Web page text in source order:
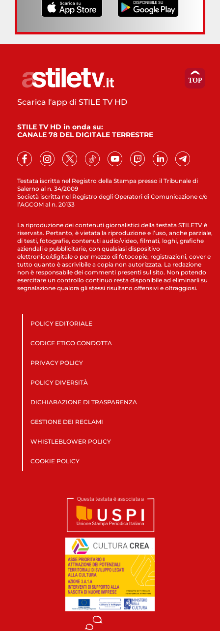
Testata iscritta nel Registro della Stampa presso il Tribunale di
Salerno al n. 34/2009
Società iscritta nel Registro degli Operatori di Comunicazione c/o
l’AGCOM al n. 20133
Scarica l'app di STILE TV HD
STILE TV HD in onda su:
CANALE 78 DEL DIGITALE TERRESTRE
La riproduzione dei contenuti giornalistici della testata STILETV è
riservata. Pertanto, è vietata la riproduzione e l’uso, anche parziale,
di testi, fotografie, contenuti audio/video, filmati, loghi, grafiche
aziendali e pubblicitarie, con qualsiasi dispositivo
elettronico/digitale o per mezzo di fotocopie, registrazioni, cover e
tutto quanto è ascrivibile a copia non autorizzata. La redazione
non è responsabile dei commenti presenti sul sito. Non potendo
esercitare un controllo continuo resta disponibile ad eliminarli su
segnalazione qualora gli stessi risultano offensivi e oltraggiosi.
POLICY EDITORIALE
CODICE ETICO CONDOTTA
PRIVACY POLICY
POLICY DIVERSITÀ
DICHIARAZIONE DI TRASPARENZA
GESTIONE DEI RECLAMI
WHISTLEBLOWER POLICY
COOKIE POLICY